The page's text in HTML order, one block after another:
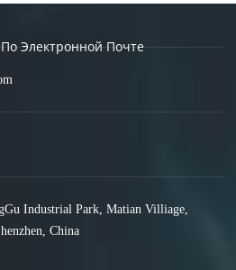
Электронной Почте
Industrial Park, Matian Villiage,
China